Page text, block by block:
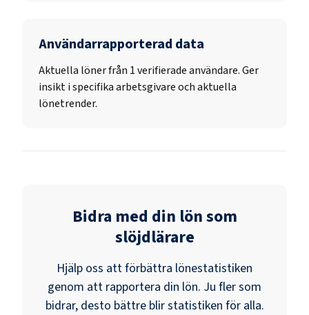
Användarrapporterad data
Aktuella löner från 1 verifierade användare. Ger
insikt i specifika arbetsgivare och aktuella
lönetrender.
Bidra med din lön som
slöjdlärare
Hjälp oss att förbättra lönestatistiken
genom att rapportera din lön. Ju fler som
bidrar, desto bättre blir statistiken för alla.